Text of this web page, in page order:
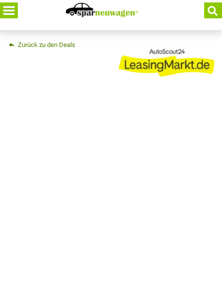
Skip
to
content
Zurück zu den Deals